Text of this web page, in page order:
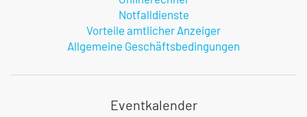
Notfalldienste
Vorteile amtlicher Anzeiger
Allgemeine Geschäftsbedingungen
Eventkalender